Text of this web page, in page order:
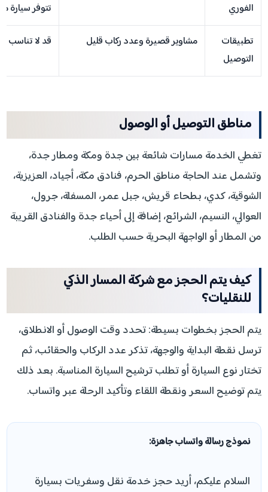
الفوري
تتوفر سيارة
تطبيقات
التوصيل
مشاوير قصيرة وعدد ركاب قليل قد لا تناسب
مناطق التوصيل أو الوصول
تغطي الخدمة مسارات شائعة بين جدة ومكة ومطار جدة،
وتشمل عند الحاجة مناطق الحرم، فنادق مكة، أجياد، العزيزية،
الشوقية، كدي، بطحاء قريش، جبل عمر، المسفلة، جرول،
العوالي، النسيم، الشرائع، إضافة إلى أحياء جدة والفنادق القريبة
من المطار أو الواجهة البحرية حسب الطلب.
كيف يتم الحجز مع شركة المسار الذكي
للنقليات؟
يتم الحجز بخطوات بسيطة: تحدد وقت الوصول أو الانطلاق،
ترسل نقطة البداية والوجهة، تذكر عدد الركاب والحقائب، ثم
تختار نوع السيارة أو تطلب ترشيح السيارة المناسبة. بعد ذلك
يتم توضيح السعر ونقطة اللقاء وتأكيد الرحلة عبر واتساب.
نموذج رسالة واتساب جاهزة:
السلام عليكم، أريد حجز خدمة نقل وسفريات بسيارة